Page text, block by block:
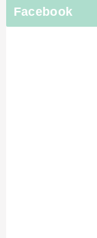
Facebook